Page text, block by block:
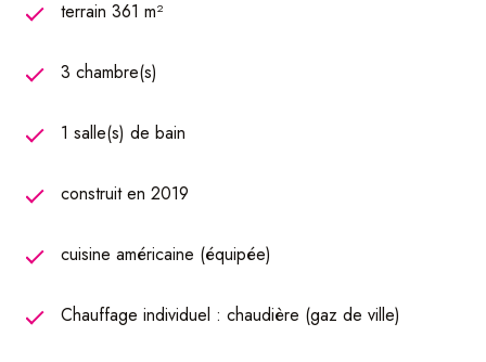
sur l'espace de vie, offrant un ensemble convivial et
garage attenant avec son espace chaufferie et buanderie.
L'espace nuit, à l'étage, se compose de trois chambres,
d'un second WC séparé et d'une grande salle de bain
Enfin, les extérieurs ont été entièrement aménagés et
terrain 361 m²
3 chambre(s)
1 salle(s) de bain
construit en 2019
cuisine américaine (équipée)
Chauffage individuel : chaudière (gaz de ville)